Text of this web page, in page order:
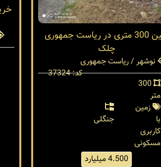
زمین 300 متری در ریاست جمهوری
چلک
نوشهر / ریاست جمهوری
کد: 37324
300
متر
زمین
با
کاربری
مسکونی
جنگلی
4.500 میلیارد